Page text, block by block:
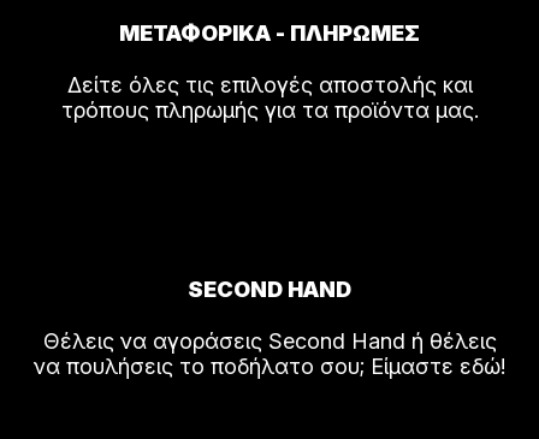
ΜΕΤΑΦΟΡΙΚΑ - ΠΛΗΡΩΜΕΣ
Δείτε όλες τις επιλογές αποστολής και
τρόπους πληρωμής για τα προϊόντα μας.
SECOND HAND
Θέλεις να αγοράσεις Second Hand ή θέλεις
να πουλήσεις το ποδήλατο σου; Είμαστε εδώ!